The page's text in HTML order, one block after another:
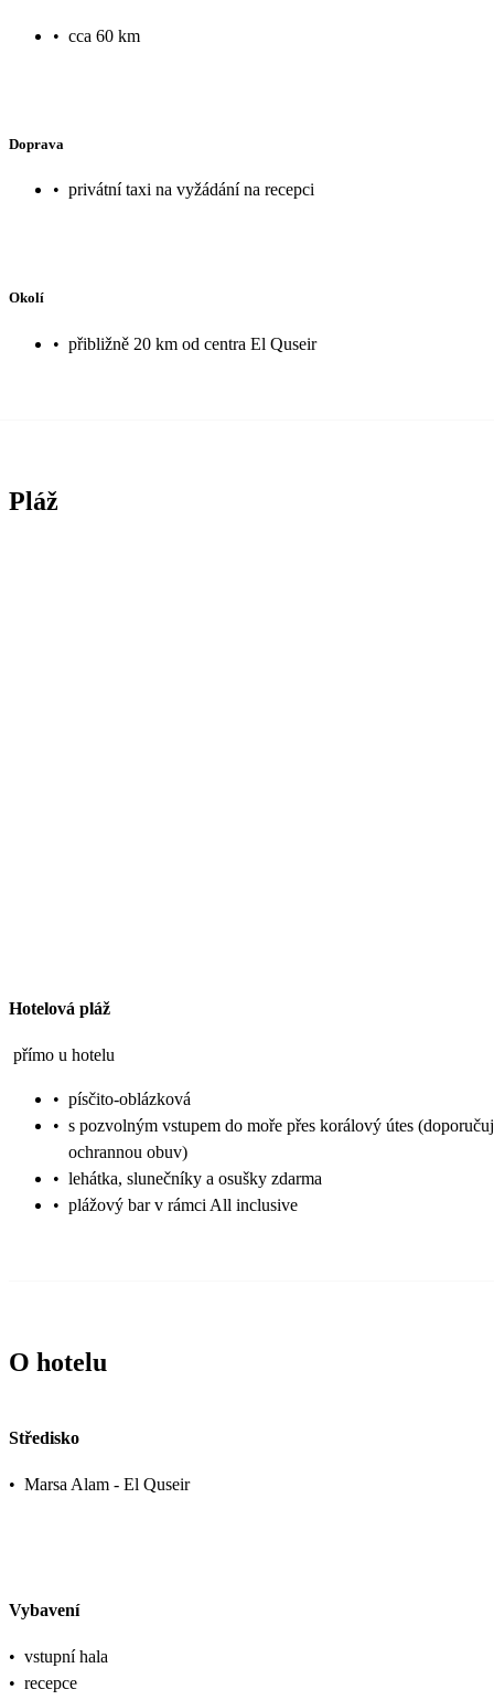
• cca 60 km
Doprava
• privátní taxi na vyžádání na recepci
Okolí
• přibližně 20 km od centra El Quseir
Pláž
Hotelová pláž
přímo u hotelu
• písčito-oblázková
• s pozvolným vstupem do moře přes korálový útes
ochrannou obuv)
• lehátka, slunečníky a osušky zdarma
• plážový bar v rámci All inclusive
O hotelu
Středisko
• Marsa Alam - El Quseir
Vybavení
• vstupní hala
• recepce